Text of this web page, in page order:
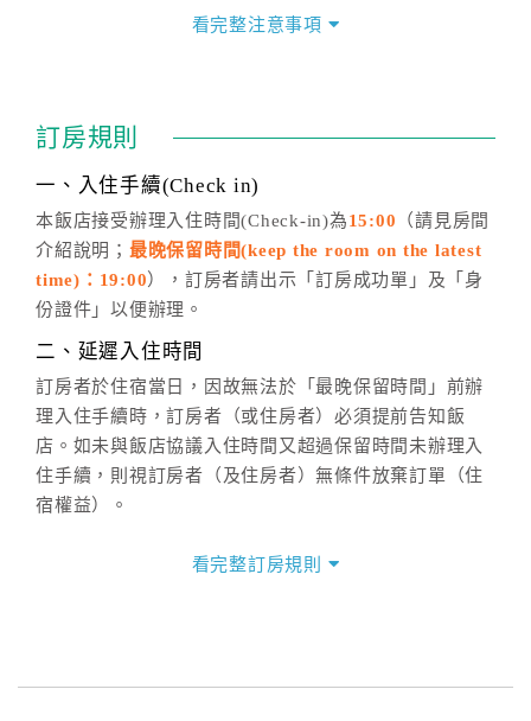
價」之當日價格為標準。
話方式異動訂單。
※非客服時間之申辦異動，皆為次日計算及辦理。
五、客服時間
週一至週日，上午9:00～晚上6:00
六、聯絡方式
(07)9682715 。
看完整注意事項
訂房規則
一、入住手續(Check in)
本飯店接受辦理入住時間(Check-in)為15:00 （請見房間
介紹說明； 最晚保留時間(keep the room on the latest
time)：19:00），訂房者請出示「訂房成功單」及「身
份證件」以便辦理。
二、延遲入住時間
訂房者於住宿當日，因故無法於「最晚保留時間」前辦
理入住手續時，訂房者（或住房者）必須提前告知飯
店。如未與飯店協議入住時間又超過保留時間未辦理入
住手續，則視訂房者（及住房者）無條件放棄訂單（住
宿權益）。
四、訂單異動
看完整訂房規則